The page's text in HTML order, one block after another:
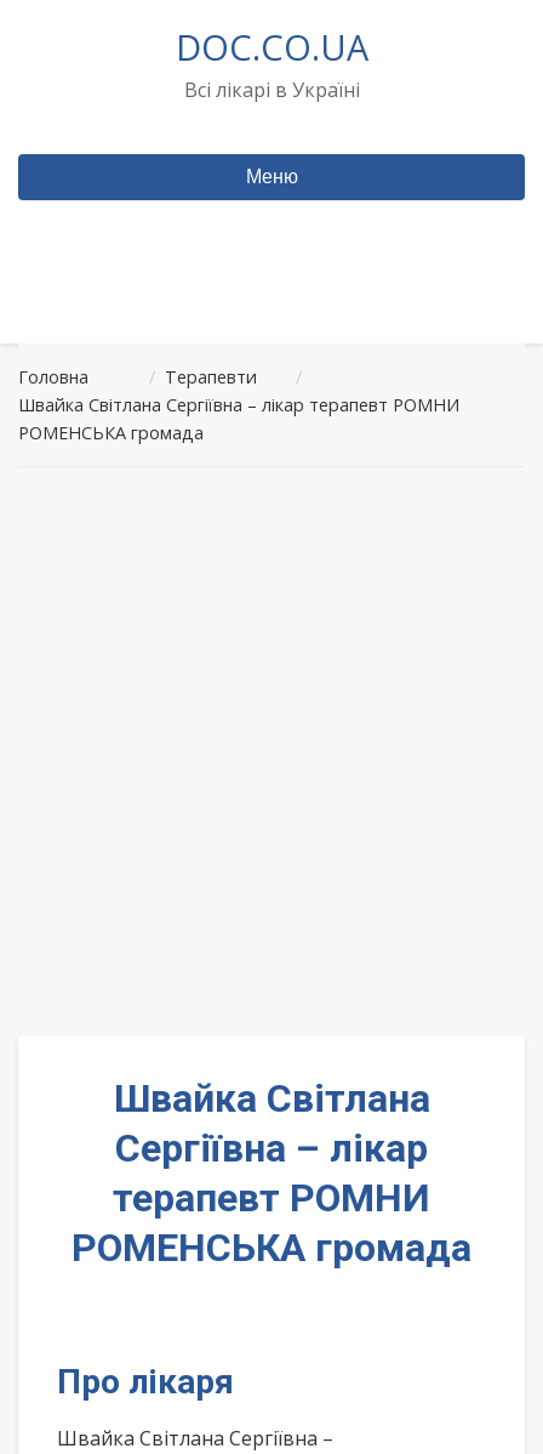
DOC.CO.UA
Всі лікарі в Україні
Меню
Головна / Терапевти
/
Швайка Світлана Сергіївна – лікар терапевт РОМНИ
РОМЕНСЬКА громада
Швайка Світлана
Сергіївна – лікар
терапевт РОМНИ
РОМЕНСЬКА громада
Про лікаря
Швайка Світлана Сергіївна –